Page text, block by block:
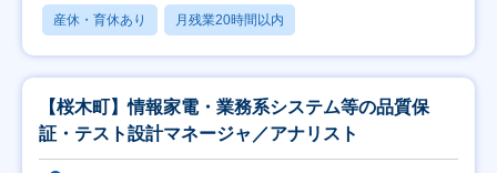
産休・育休あり 月残業20時間以内
【桜木町】情報家電・業務系システム等の品質保
証・テスト設計マネージャ／アナリスト